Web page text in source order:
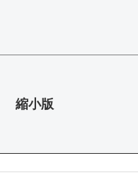
縮小版